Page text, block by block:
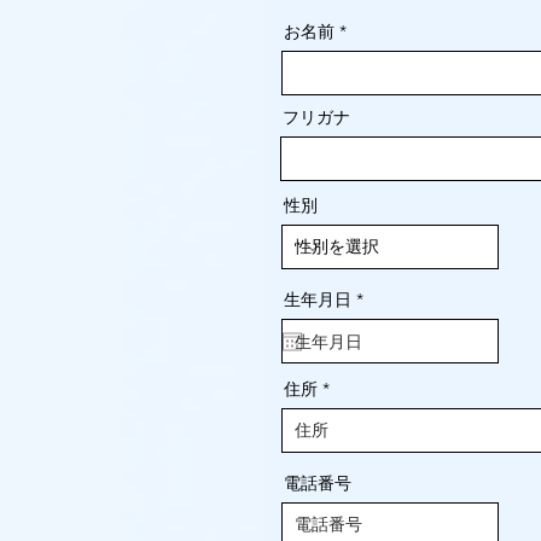
お名前
フリガナ
性別
生年月日 *r
e
i
d
住所
電話番号